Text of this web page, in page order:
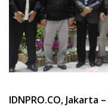
IDNPRO.CO, Jakarta –